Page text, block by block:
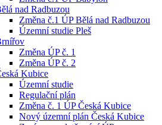
nad Radbuzou
Změna č.1 ÚP Bělá nad Radbuzou
Územní studie Pleš
Změna ÚP č. 1
Změna ÚP č. 2
Kubice
Územní studie
Regulační plán
Změna č. 1 ÚP Česká Kubice
Nový územní plán Česká Kubice